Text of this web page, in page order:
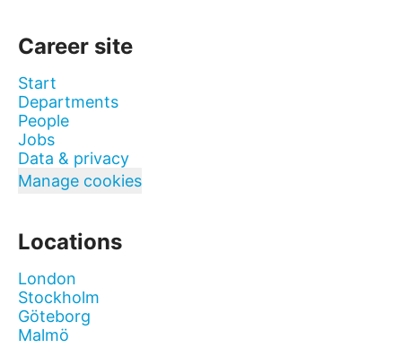
Career site
Start
Departments
People
Jobs
Data & privacy
Manage cookies
Locations
London
Stockholm
Göteborg
Malmö